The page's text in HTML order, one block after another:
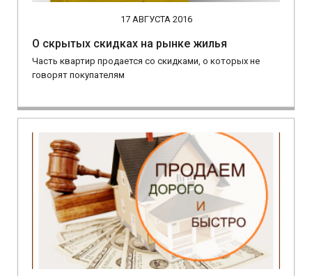
17 АВГУСТА 2016
О скрытых скидках на рынке жилья
Часть квартир продается со скидками, о которых не
говорят покупателям